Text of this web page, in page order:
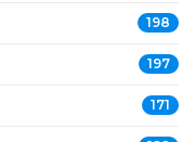
198
197
171